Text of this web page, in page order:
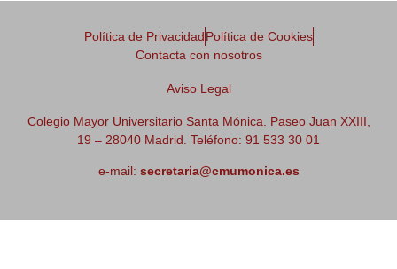
Política de PrivacidadPolítica de Cookies
Contacta con nosotros
Aviso Legal
Colegio Mayor Universitario Santa Mónica. Paseo Juan XXIII,
19 – 28040 Madrid. Teléfono: 91 533 30 01
e-mail: secretaria@cmumonica.es